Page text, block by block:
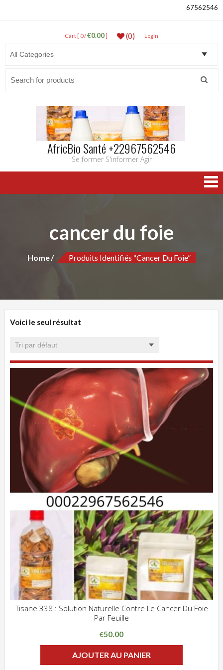
67562546
Cart [ 0 /€0.00] (0) LogIn
AfricBio Santé +22967562546
Se former S'informer Agir
cancer du foie
Home Produits Identifiés “cancer Du Foie”
Voici le seul résultat
Tisane 338 : Solution Naturelle Contre Le Cancer Du Foie
Par Feuille
€50.00
AJOUTER AU PANIER